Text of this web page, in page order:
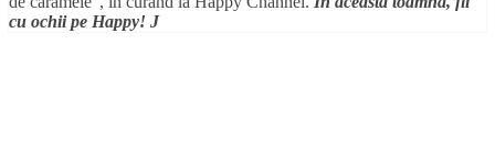
cu ochii pe Happy! J